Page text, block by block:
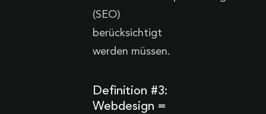
(SEO)
berücksichtigt
werden müssen.
Definition #3:
Webdesign =